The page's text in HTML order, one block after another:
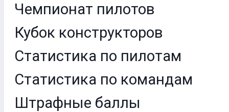
Чемпионат пилотов
Кубок конструкторов
Статистика по пилотам
Статистика по командам
Штрафные баллы